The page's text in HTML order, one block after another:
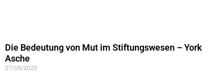
Die Bedeutung von Mut im Stiftungswesen – York
Asche
27/05/2025